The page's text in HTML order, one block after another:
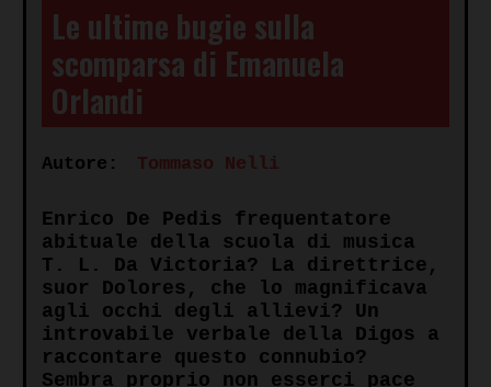
Le ultime bugie sulla
scomparsa di Emanuela
Orlandi
Autore: Tommaso Nelli
Enrico De Pedis frequentatore
abituale della scuola di musica
T. L. Da Victoria? La direttrice,
suor Dolores, che lo magnificava
agli occhi degli allievi? Un
introvabile verbale della Digos a
raccontare questo connubio?
Sembra proprio non esserci pace